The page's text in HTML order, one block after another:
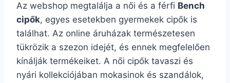
Az webshop megtalálja a női és a férfi Bench
cipők, egyes esetekben gyermekek cipők is
találhat. Az online áruházak természetesen
tükrözik a szezon idejét, és ennek megfelelően
kínálják termékeiket. A női cipők tavaszi és
nyári kollekciójában mokasinok és szandálok,